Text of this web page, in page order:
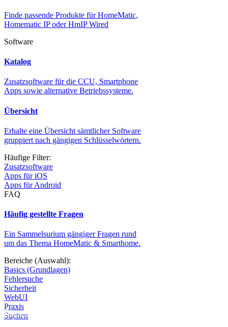
Finde passende Produkte für HomeMatic,
Homematic IP oder HmIP Wired
Software
Katalog
Zusatzsoftware für die CCU, Smartphone
Apps sowie alternative Betriebssysteme.
Übersicht
Erhalte eine Übersicht sämtlicher Software
gruppiert nach gängigen Schlüsselwörtern.
Häufige Filter:
Zusatzsoftware
Apps für iOS
Apps für Android
FAQ
Häufig gestellte Fragen
Ein Sammelsurium gängiger Fragen rund
um das Thema HomeMatic & Smarthome.
Bereiche (Auswahl):
Basics (Grundlagen)
Fehlersuche
Sicherheit
WebUI
Praxis
Suchen
Diese Seite wird nicht weitergeführt, bleibt aber als digitales Archiv
online. Vielen Dank für deinen Besuch!